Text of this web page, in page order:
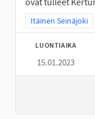
Rajaa tulokset
Itäinen Seinäjoki
LUONTIAIKA
15.01.2023